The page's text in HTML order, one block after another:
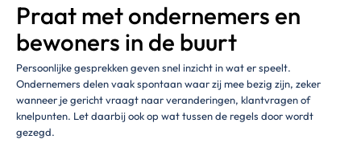
Praat met ondernemers en
bewoners in de buurt
Persoonlijke gesprekken geven snel inzicht in wat er speelt.
Ondernemers delen vaak spontaan waar zij mee bezig zijn, zeker
wanneer je gericht vraagt naar veranderingen, klantvragen of
knelpunten. Let daarbij ook op wat tussen de regels door wordt
gezegd.